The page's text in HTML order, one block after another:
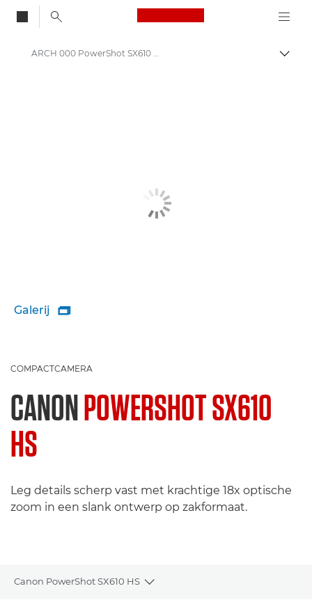
Canon Logo, back
ARCH 000 PowerShot SX610 HS
Galerij 
COMPACTCAMERA
CANONPOWERSHOT SX610
HS
Leg details scherp vast met krachtige 18x optische
zoom in een slank ontwerp op zakformaat.
Canon PowerShot SX610 HS
Toggle breadcrumbs